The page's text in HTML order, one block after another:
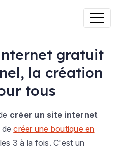
gratuit
la création
tous
créer un site internet
decréer une boutique en
3 à la fois. C'est un